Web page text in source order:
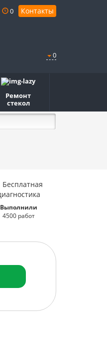
0 Контакты
0
Ремонт
стекол
Выполнили
4500 работ